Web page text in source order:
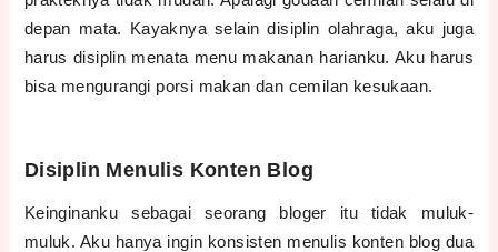
depan mata. Kayaknya selain disiplin olahraga, aku juga
harus disiplin menata menu makanan harianku. Aku harus
bisa mengurangi porsi makan dan cemilan kesukaan.
Disiplin Menulis Konten Blog
Keinginanku sebagai seorang bloger itu tidak muluk-
muluk. Aku hanya ingin konsisten menulis konten blog dua